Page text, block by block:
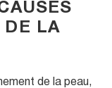
DE LA
de la peau,